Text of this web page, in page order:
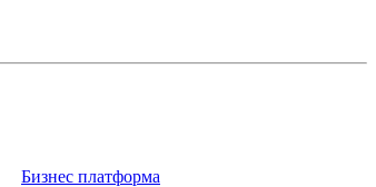
Бизнес платформа